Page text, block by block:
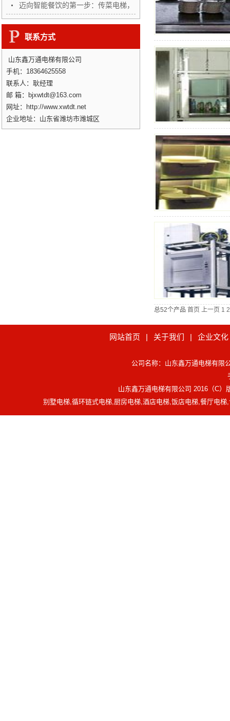
总52个产品 首页 上一页 1 2
…
迈向智能餐饮的第一步：传菜电梯，
联系方式
山东鑫万通电梯有限公司
手机：18364625558
联系人：耿经理
邮 箱：bjxwtdt@163.com
网址：http://www.xwtdt.net
企业地址：山东省潍坊市潍城区
网站首页 | 关于我们 | 企业文化
公司名称：山东鑫万通电梯有
山东鑫万通电梯有限公司 2016（C
别墅电梯,循环链式电梯,厨房电梯,酒店电梯,饭店电梯,餐厅电